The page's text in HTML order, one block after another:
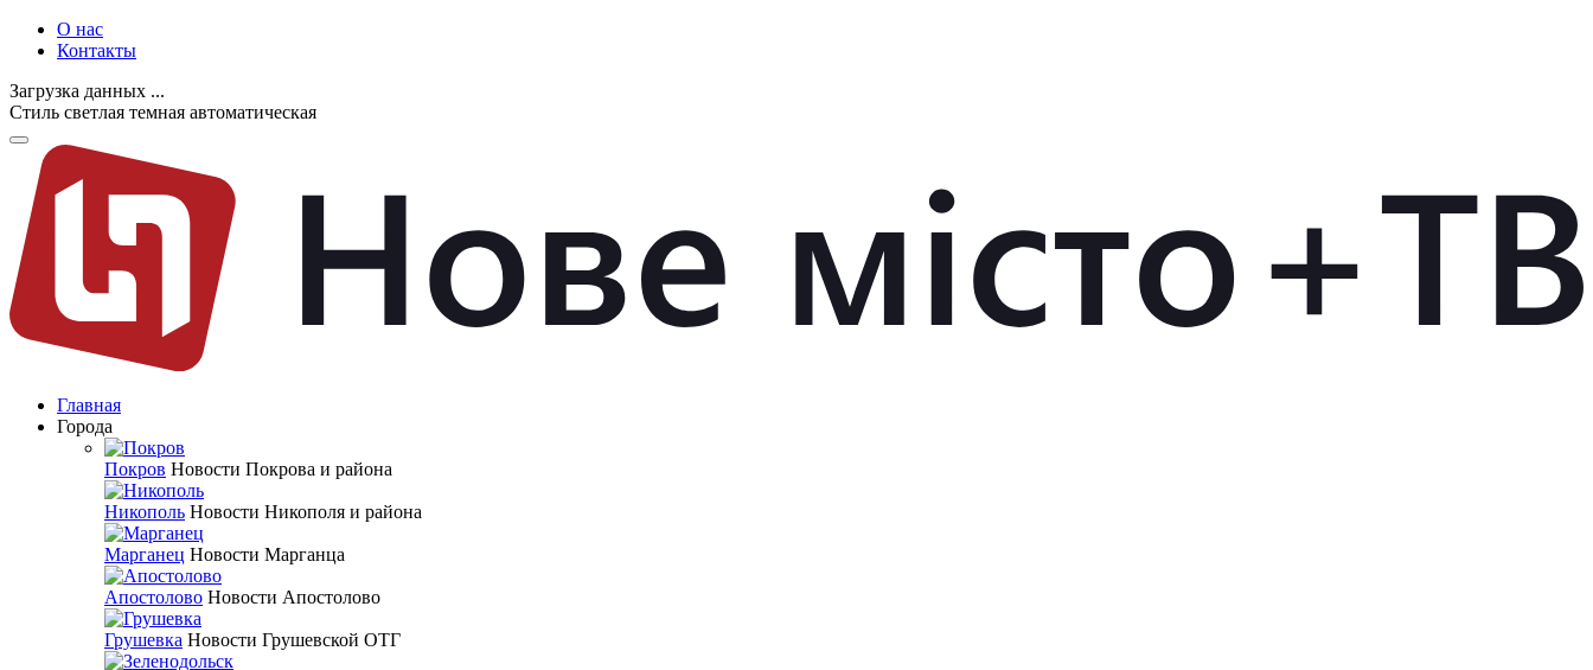
О нас
Контакты
Загрузка данных ...
Стиль светлая темная автоматическая
Главная
Города
Покров Новости Покрова и района
Никополь Новости Никополя и района
Марганец Новости Марганца
Апостолово Новости Апостолово
Грушевка Новости Грушевской ОТГ